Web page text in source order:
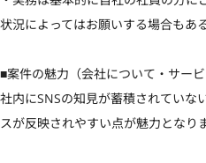
状況によってはお願いする場合もあ
■案件の魅力（会社について・サービ
社内にSNSの知見が蓄積されていな
スが反映されやすい点が魅力となりま